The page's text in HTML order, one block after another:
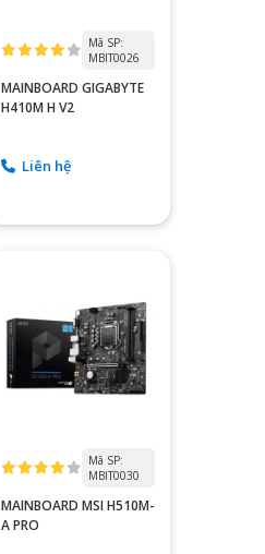
Mã SP:
MBIT0026
MAINBOARD GIGABYTE
H410M H V2
Liên hệ
Mã SP:
MBIT0030
MAINBOARD MSI H510M-
A PRO